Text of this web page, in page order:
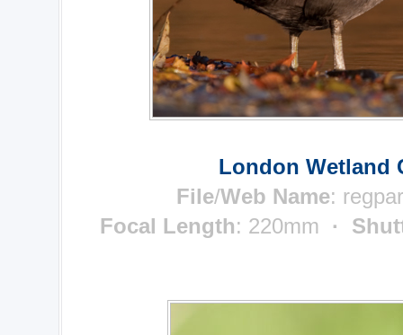
London Wetland
File/Web Name:
Focal Length: 220mm ·